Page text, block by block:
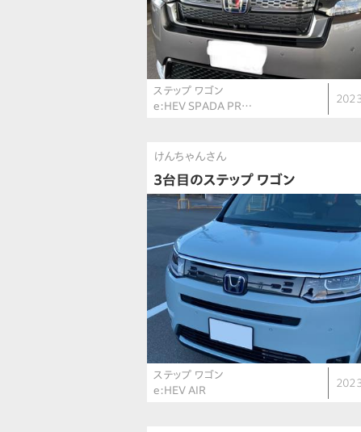
ステップ ワゴン
e:HEV SPADA PR…
けんちゃんさん
3台目のステップ ワゴン
ステップ ワゴン
e:HEV AIR